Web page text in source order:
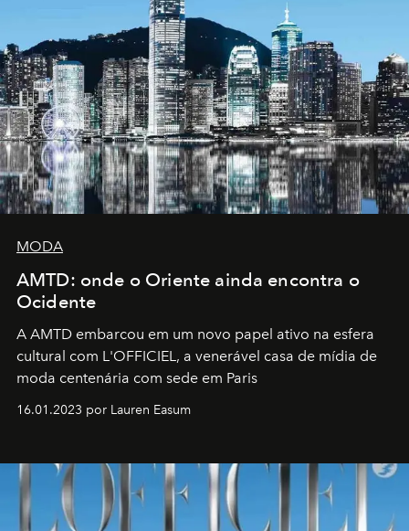
MODA
AMTD: onde o Oriente ainda encontra o
Ocidente
A AMTD embarcou em um novo papel ativo na esfera
cultural com L'OFFICIEL, a venerável casa de mídia de
moda centenária com sede em Paris
16.01.2023 por Lauren Easum